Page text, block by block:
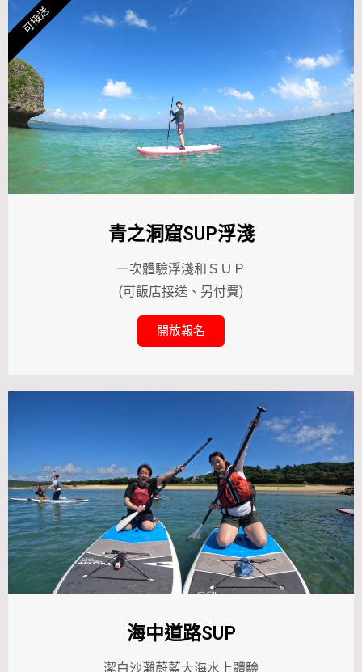
青之洞窟SUP浮淺
一次體驗浮淺和ＳＵＰ
(可飯店接送、另付費)
開放報名
可接送
海中道路SUP
潔白沙灘蔚藍大海水上體驗